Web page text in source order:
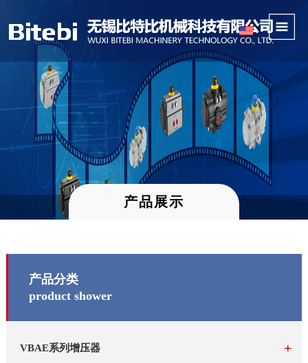
产品展示
产品分类
product shower
VBAE系列增压器 +